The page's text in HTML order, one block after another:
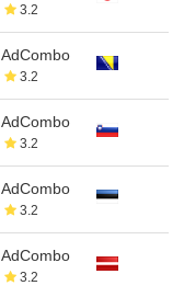
3.2
AdCombo
3.2
AdCombo
3.2
AdCombo
3.2
AdCombo
3.2